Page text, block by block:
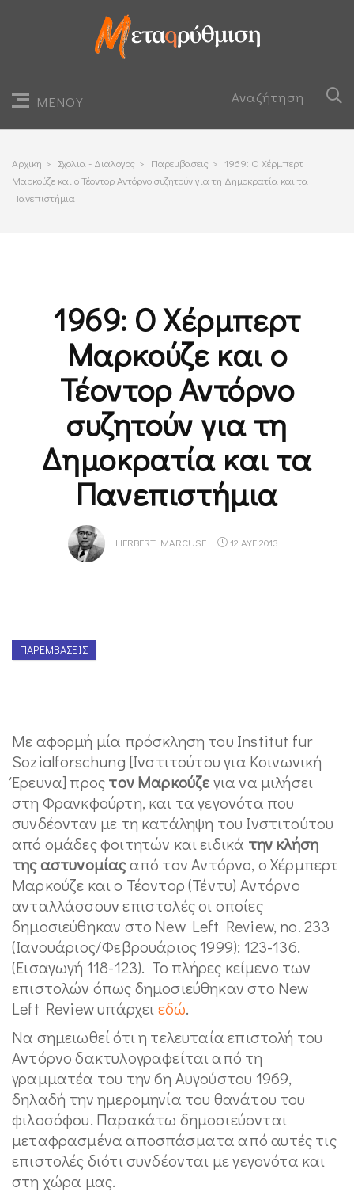
ΜΕΝΟΥ
Αρχικη > Σχολια - Διαλογος > Παρεμβασεις > 1969: Ο Χέρμπερτ
Μαρκούζε και ο Τέοντορ Αντόρνο συζητούν για τη Δημοκρατία και τα
Πανεπιστήμια
1969: Ο Χέρμπερτ
Μαρκούζε και ο
Τέοντορ Αντόρνο
συζητούν για τη
Δημοκρατία και τα
Πανεπιστήμια
HERBERT MARCUSE 12 ΑΥΓ 2013
ΠΑΡΕΜΒΆΣΕΙΣ
Με αφορμή μία πρόσκληση του Institut fur
Sozialforschung [Ινστιτούτου για Κοινωνική
Έρευνα] προςτον Μαρκούζεγια να μιλήσει
στη Φρανκφούρτη, και τα γεγονότα που
συνδέονταν με τη κατάληψη του Ινστιτούτου
από ομάδες φοιτητών και ειδικά την κλήση
της αστυνομίαςαπό τον Αντόρνο, ο Χέρμπερτ
Μαρκούζε και ο Τέοντορ (Τέντυ) Αντόρνο
ανταλλάσσουν επιστολές οι οποίες
δημοσιεύθηκαν στο New Left Review, no. 233
(Ιανουάριος/Φεβρουάριος 1999): 123-136.
(Εισαγωγή 118-123). Το πλήρες κείμενο των
επιστολών όπως δημοσιεύθηκαν στο New
Left Review υπάρχει εδώ.
Να σημειωθεί ότι η τελευταία επιστολή του
Αντόρνο δακτυλογραφείται από τη
γραμματέα του την 6η Αυγούστου 1969,
δηλαδή την ημερομηνία του θανάτου του
φιλοσόφου. Παρακάτω δημοσιεύονται
μεταφρασμένα αποσπάσματα από αυτές τις
επιστολές διότι συνδέονται με γεγονότα και
στη χώρα μας.